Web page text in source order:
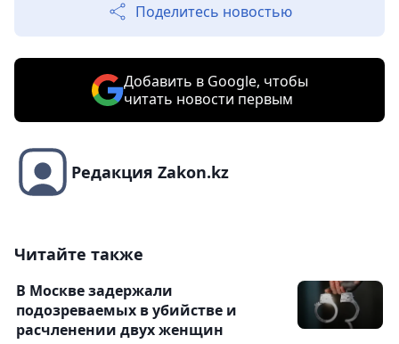
Поделитесь новостью
Добавить в Google, чтобы
читать новости первым
Редакция Zakon.kz
Читайте также
В Москве задержали
подозреваемых в убийстве и
расчленении двух женщин